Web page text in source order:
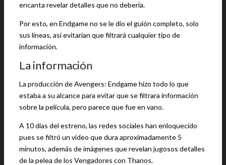
encanta revelar detalles que no debería.
Por esto, en Endgame no se le dio el guión completo, solo
sus líneas, así evitarían que filtrará cualquier tipo de
información.
La información
La producción de Avengers: Endgame hizo todo lo que
estaba a su alcance para evitar que se filtrara información
sobre la película, pero parece que fue en vano.
A 10 días del estreno, las redes sociales han enloquecido
pues se filtró un video que dura aproximadamente 5
minutos, además de imágenes que revelan jugosos detalles
de la pelea de los Vengadores con Thanos.